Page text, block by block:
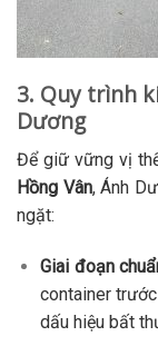
3. Quy trình
Dương
Để giữ vững vị
Hồng Vân, Ánh
ngặt:
Giai đoạn
container
dấu hiệu bất